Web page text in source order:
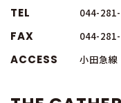
TEL 044-
FAX 044-
ACCESS 小田急